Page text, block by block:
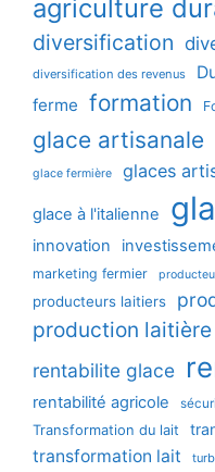
agriculture
diversification
diversification des revenus
ferme formation
glace artisanale
glace fermière glaces
glace à l'italienne
innovation
marketing fermier
producteurs laitiers
production laitière
rentabilite glace
rentabilité agricole
Transformation du lait
transformation lait